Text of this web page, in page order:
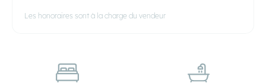
Les honoraires sont à la charge du vendeur